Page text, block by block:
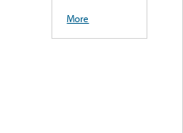
More